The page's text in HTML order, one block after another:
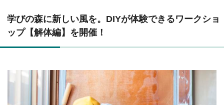
学びの森に新しい風を。DIYが体験できるワークショ
ップ【解体編】を開催！